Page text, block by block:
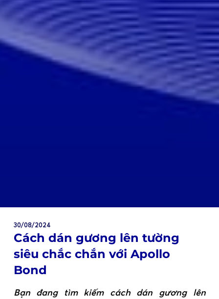
30/08/2024
Cách dán gương lên tường
siêu chắc chắn với Apollo
Bond
Bạn đang tìm kiếm cách dán gương lên